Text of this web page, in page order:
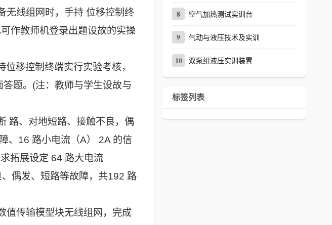
无线组网时，手持 位移控制终
作教师机登录出题设故的实操
移控制终端实行实验考核，
题。(注：教师与学生设故与
路、对地短路、接触不良，偶
、16 路小电流（A） 2A 的信
拓展设定 64 路大电流
偶发、短路等故障，共192 路
值传输模型块无线组网，完成
8 空气加热测试实训台
9 气动与液压技术及实训
10 双泵组液压实训装置
标签列表